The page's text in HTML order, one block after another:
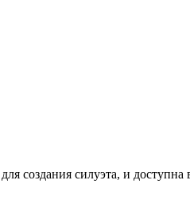
создания силуэта, и доступна